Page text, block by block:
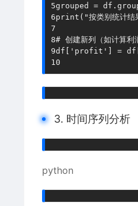
5grouped = df .
6print ( "按类别统计
7
8# 创建新列（如计算利
9df 'profit' = df
10
3. 时间序列分析
python